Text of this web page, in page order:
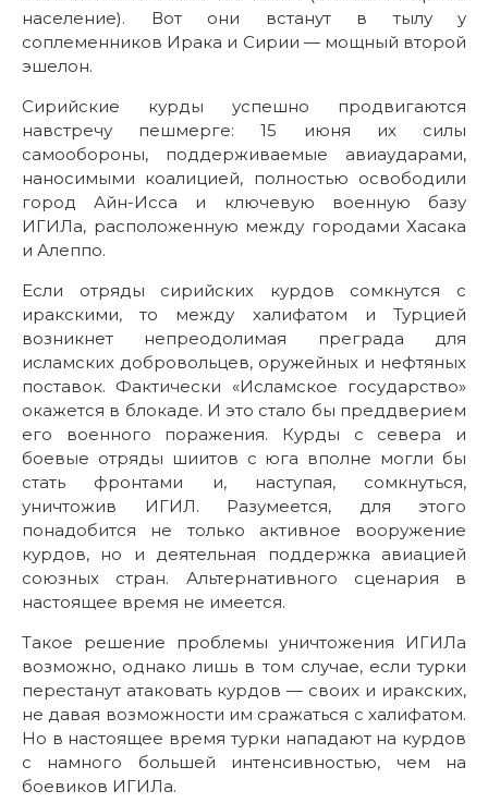
население). Вот они встанут в тылу у
соплеменников Ирака и Сирии — мощный второй
эшелон.
Сирийские курды успешно продвигаются
навстречу пешмерге: 15 июня их силы
самообороны, поддерживаемые авиаударами,
наносимыми коалицией, полностью освободили
город Айн-Исса и ключевую военную базу
ИГИЛа, расположенную между городами Хасака
и Алеппо.
Если отряды сирийских курдов сомкнутся с
иракскими, то между халифатом и Турцией
возникнет непреодолимая преграда для
исламских добровольцев, оружейных и нефтяных
поставок. Фактически «Исламское государство»
окажется в блокаде. И это стало бы преддверием
его военного поражения. Курды с севера и
боевые отряды шиитов с юга вполне могли бы
стать фронтами и, наступая, сомкнуться,
уничтожив ИГИЛ. Разумеется, для этого
понадобится не только активное вооружение
курдов, но и деятельная поддержка авиацией
союзных стран. Альтернативного сценария в
настоящее время не имеется.
Такое решение проблемы уничтожения ИГИЛа
возможно, однако лишь в том случае, если турки
перестанут атаковать курдов — своих и иракских,
не давая возможности им сражаться с халифатом.
Но в настоящее время турки нападают на курдов
с намного большей интенсивностью, чем на
боевиков ИГИЛа.